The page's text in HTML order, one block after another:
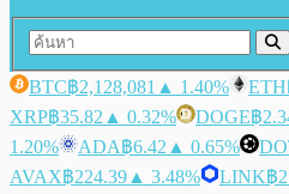
BTC฿2,128,081 ▲ 1.40% ETH
XRP฿35.82 ▲ 0.32% DOGE฿
1.20%
ADA฿6.42 ▲ 0.65%
AVAX฿224.39 ▲ 3.48% LINK฿